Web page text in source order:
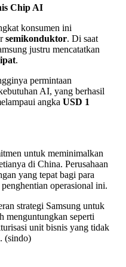
Chip AI
konsumen ini
semikonduktor. Di saat
justru mencatatkan
.
permintaan
AI, yang berhasil
angka USD 1
untuk meminimalkan
di China. Perusahaan
yang tepat bagi para
operasional ini.
strategi Samsung untuk
menguntungkan seperti
unit bisnis yang tidak
(sindo)